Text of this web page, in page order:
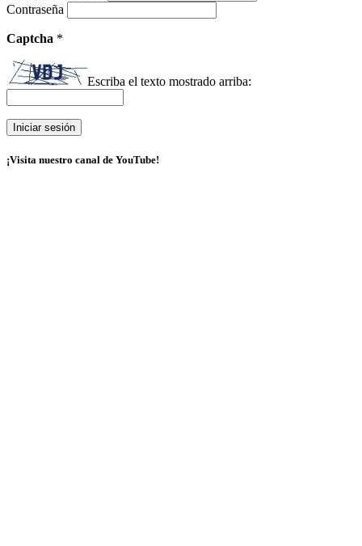
Contraseña
Captcha *
Escriba el texto mostrado arriba:
¡Visita nuestro canal de YouTube!